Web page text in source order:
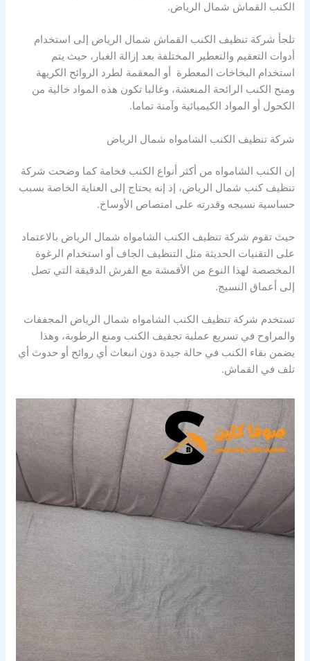
الكنب القماش شمال الرياض.
تلجأ شركة تنظيف الكنب القماش شمال الرياض إلى استخدام
أدوات التعقيم والتعطير المختلفة بعد إزالة الغبار، حيث يتم
استخدام البخاخات المعطرة أو المعقمة لطرد الروائح الكريهة
ومنح الكنب الرائحة المنعشة، وغالبا تكون هذه المواد خالية من
الكحول أو المواد الكيميائية وآمنة تماما.
شركة تنظيف الكنب الشامواه شمال الرياض
إن الكنب الشامواه من أكثر أنواع الكنب فخامة كما وضحت شركة
تنظيف كنب شمال الرياض، إذ إنه يحتاج إلى العناية الخاصة بسبب
حساسية نسيجه وقدرته على امتصاص الأوساخ.
حيث تقوم شركة تنظيف الكنب الشامواه شمال الرياض بالاعتماد
على التقنيات الحديثة مثل التنظيف الجاف أو استخدام الرغوة
المخصصة لهذا النوع من الأقمشة مع الفرش الدقيقة التي تصل
إلى أعماق النسيج.
تستخدم شركة تنظيف الكنب الشامواه شمال الرياض المجففات
والمراوح في تسريع عملية تجفيف الكنب ومنع الرطوبة، وهذا
يضمن بقاء الكنب في حالة جيدة دون انبعاث أي روائح أو حدوث أي
تلف في القماش.